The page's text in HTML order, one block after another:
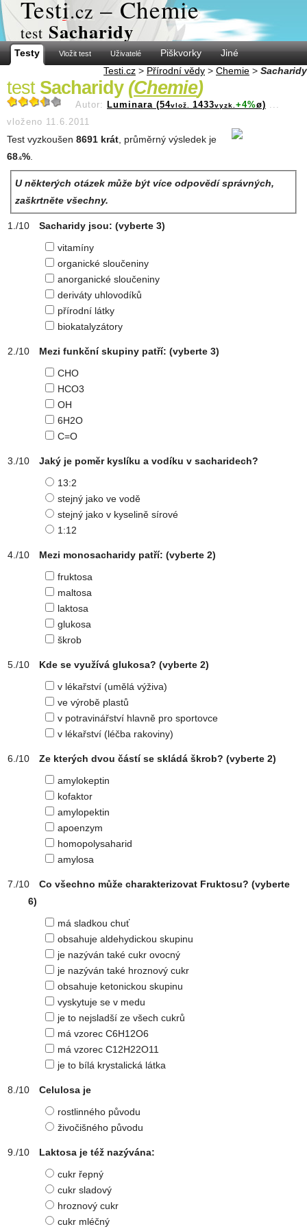
Testi.cz – Chemie
test Sacharidy
Testy Vložit test Uživatelé Piškvorky
Jiné
Testi.cz > Přírodní vědy > Chemie > Sacharidy
test Sacharidy (Chemie)
Autor: Luminara (54vlož. 1433vyzk. +4%ø) ...
vloženo 11.6.2011
Test vyzkoušen 8691 krát , průměrný výsledek je
68 .6%
U některých otázek může být více odpovědí správných,
zaškrtněte všechny.
Sacharidy jsou: (vyberte 3)
vitamíny
organické sloučeniny
anorganické sloučeniny
deriváty uhlovodíků
přírodní látky
biokatalyzátory
Mezi funkční skupiny patří: (vyberte 3)
CHO
HCO3
OH
6H2O
C=O
Jaký je poměr kyslíku a vodíku v sacharidech?
13:2
stejný jako ve vodě
stejný jako v kyselině sírové
1:12
Mezi monosacharidy patří: (vyberte 2)
fruktosa
maltosa
laktosa
glukosa
škrob
Kde se využívá glukosa? (vyberte 2)
v lékařství (umělá výživa)
ve výrobě plastů
v potravinářství hlavně pro sportovce
v lékařství (léčba rakoviny)
Ze kterých dvou částí se skládá škrob? (vyberte 2)
amylokeptin
kofaktor
amylopektin
apoenzym
homopolysaharid
amylosa
Co všechno může charakterizovat Fruktosu? (vyberte
6)
má sladkou chuť
obsahuje aldehydickou skupinu
je nazýván také cukr ovocný
je nazýván také hroznový cukr
obsahuje ketonickou skupinu
vyskytuje se v medu
je to nejsladší ze všech cukrů
má vzorec C6H12O6
má vzorec C12H22O11
je to bílá krystalická látka
Celulosa je
rostlinného původu
živočišného původu
Laktosa je též nazývána:
cukr řepný
cukr sladový
hroznový cukr
cukr mléčný